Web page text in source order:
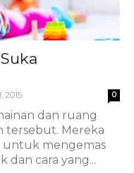
2015 0
dan ruang
tersebut. Mereka
untuk mengemas
dan cara yang...